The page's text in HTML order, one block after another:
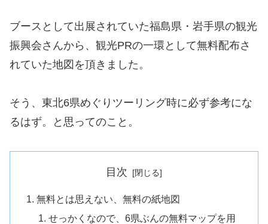
ブースとして出展されていた福島県・岩手県の観光
振興会さんから、観光PRの一環として無料配布さ
れていた地図を頂きました。
そう、東北6県めぐりツーリング時に必ず参考にな
るはず。と思ってのこと。
目次
無料とは思えない、無料の紙地図
せっかくなので、6県ぶんの無料マップを用